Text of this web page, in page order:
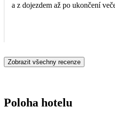
Zobrazit všechny recenze
Poloha hotelu